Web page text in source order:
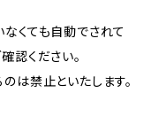
くても自動でされて
認ください。
は禁止といたします。